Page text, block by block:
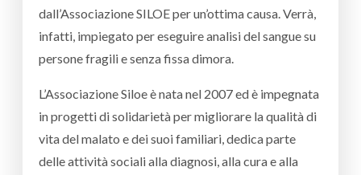
dall’Associazione SILOE per un’ottima causa. Verrà,
infatti, impiegato per eseguire analisi del sangue su
persone fragili e senza fissa dimora.
L’Associazione Siloe è nata nel 2007 ed è impegnata
in progetti di solidarietà per migliorare la qualità di
vita del malato e dei suoi familiari, dedica parte
delle attività sociali alla diagnosi, alla cura e alla